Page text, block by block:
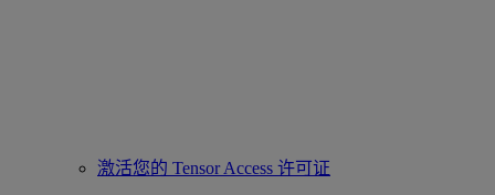
激活您的 Tensor Access 许可证